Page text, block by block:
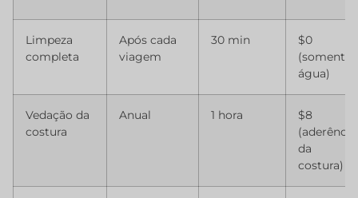
Limpeza
completa
Após cada
viagem
30 min
$0
(somente
água)
Vedação da
costura
Anual 1 hora
$8
(aderência
da
costura)